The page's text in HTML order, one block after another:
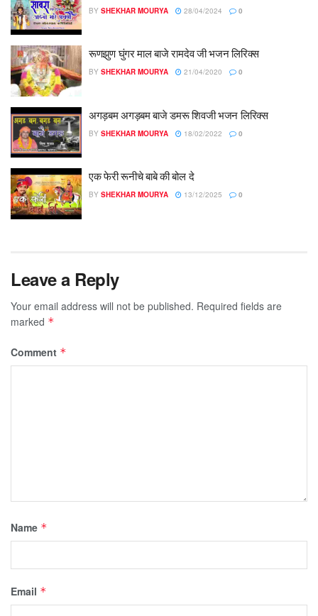
BY SHEKHAR MOURYA 28/04/2024 0
रूणझुण घुंगर माल बाजे रामदेव जी भजन लिरिक्स
BY SHEKHAR MOURYA 21/04/2020 0
अगड़बम अगड़बम बाजे डमरू शिवजी भजन लिरिक्स
BY SHEKHAR MOURYA 18/02/2022 0
एक फेरी रूनीचे बाबे की बोल दे
BY SHEKHAR MOURYA 13/12/2025 0
Leave a Reply
Your email address will not be published. Required fields are
marked *
Comment *
Name *
Email *